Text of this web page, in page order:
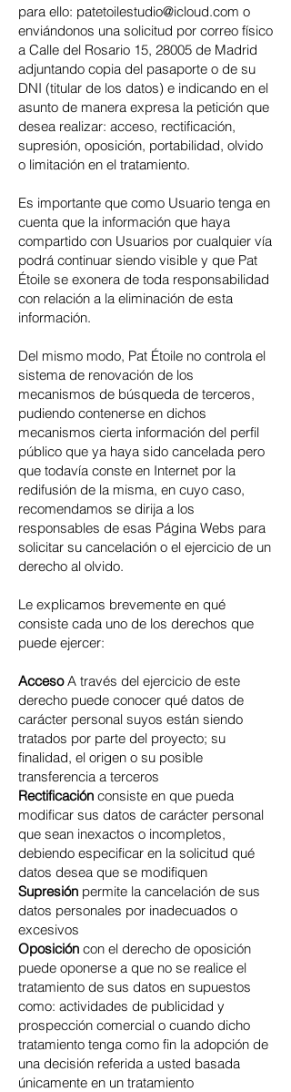
para ello: patetoilestudio@icloud.com o
enviándonos una solicitud por correo físico
a Calle del Rosario 15, 28005 de Madrid
adjuntando copia del pasaporte o de su
DNI (titular de los datos) e indicando en el
asunto de manera expresa la petición que
desea realizar: acceso, rectificación,
supresión, oposición, portabilidad, olvido
o limitación en el tratamiento.
Es importante que como Usuario tenga en
cuenta que la información que haya
compartido con Usuarios por cualquier vía
podrá continuar siendo visible y que Pat
Étoile se exonera de toda responsabilidad
con relación a la eliminación de esta
información.
Del mismo modo, Pat Étoile no controla el
sistema de renovación de los
mecanismos de búsqueda de terceros,
pudiendo contenerse en dichos
mecanismos cierta información del perfil
público que ya haya sido cancelada pero
que todavía conste en Internet por la
redifusión de la misma, en cuyo caso,
recomendamos se dirija a los
responsables de esas Página Webs para
solicitar su cancelación o el ejercicio de un
derecho al olvido.
Le explicamos brevemente en qué
consiste cada uno de los derechos que
puede ejercer:
AccesoA través del ejercicio de este
derecho puede conocer qué datos de
carácter personal suyos están siendo
tratados por parte del proyecto; su
finalidad, el origen o su posible
transferencia a terceros
Rectificación consiste en que pueda
modificar sus datos de carácter personal
que sean inexactos o incompletos,
debiendo especificar en la solicitud qué
datos desea que se modifiquen
Supresión permite la cancelación de sus
datos personales por inadecuados o
excesivos
Oposición con el derecho de oposición
puede oponerse a que no se realice el
tratamiento de sus datos en supuestos
como: actividades de publicidad y
prospección comercial o cuando dicho
tratamiento tenga como fin la adopción de
una decisión referida a usted basada
únicamente en un tratamiento